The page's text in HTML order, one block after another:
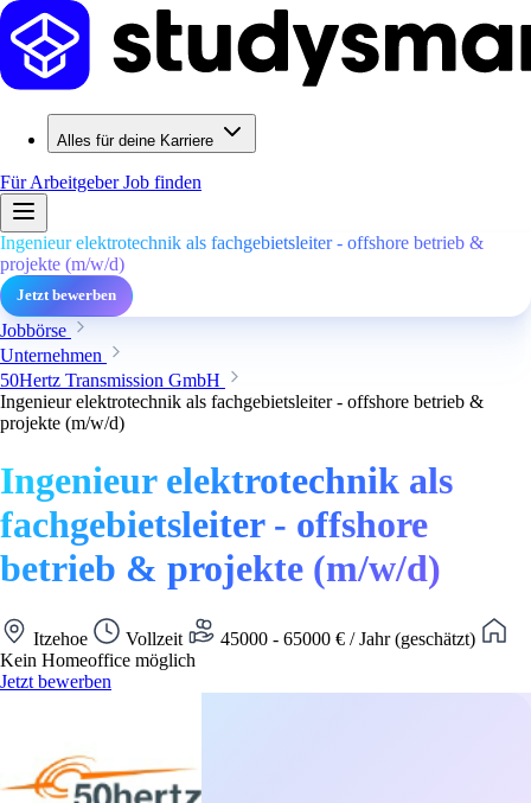
Alles für deine Karriere
Für ArbeitgeberJob finden
Ingenieur elektrotechnik als fachgebietsleiter - offshore betrieb &
projekte (m/w/d)
Jetzt bewerben
Jobbörse
Unternehmen
50Hertz Transmission GmbH
Ingenieur elektrotechnik als fachgebietsleiter - offshore betrieb &
projekte (m/w/d)
Ingenieur elektrotechnik als
fachgebietsleiter - offshore
betrieb & projekte (m/w/d)
Itzehoe Vollzeit
45000 - 65000 € / Jahr (geschätzt)
Kein Homeoffice möglich
Jetzt bewerben